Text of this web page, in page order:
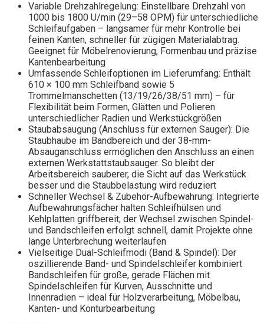
Variable Drehzahlregelung: Einstellbare Drehzahl von
1000 bis 1800 U/min (29–58 OPM) für unterschiedliche
Schleifaufgaben – langsamer für mehr Kontrolle bei
feinen Kanten, schneller für zügigen Materialabtrag.
Geeignet für Möbelrenovierung, Formenbau und präzise
Kantenbearbeitung
Umfassende Schleifoptionen im Lieferumfang: Enthält
610 × 100 mm Schleifband sowie 5
Trommelmanschetten (13/19/26/38/51 mm) – für
Flexibilität beim Formen, Glätten und Polieren
unterschiedlicher Radien und Werkstückgrößen
Staubabsaugung (Anschluss für externen Sauger): Die
Staubhaube im Bandbereich und der 38-mm-
Absauganschluss ermöglichen den Anschluss an einen
externen Werkstattstaubsauger. So bleibt der
Arbeitsbereich sauberer, die Sicht auf das Werkstück
besser und die Staubbelastung wird reduziert
Schneller Wechsel & Zubehör-Aufbewahrung: Integrierte
Aufbewahrungsfächer halten Schleifhülsen und
Kehlplatten griffbereit; der Wechsel zwischen Spindel-
und Bandschleifen erfolgt schnell, damit Projekte ohne
lange Unterbrechung weiterlaufen
Vielseitige Dual-Schleifmodi (Band & Spindel): Der
oszillierende Band- und Spindelschleifer kombiniert
Bandschleifen für große, gerade Flächen mit
Spindelschleifen für Kurven, Ausschnitte und
Innenradien – ideal für Holzverarbeitung, Möbelbau,
Kanten- und Konturbearbeitung